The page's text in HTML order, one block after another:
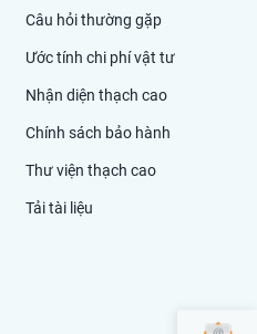
Câu hỏi thường gặp
Ước tính chi phí vật tư
Nhận diện thạch cao
Chính sách bảo hành
Thư viện thạch cao
Tải tài liệu